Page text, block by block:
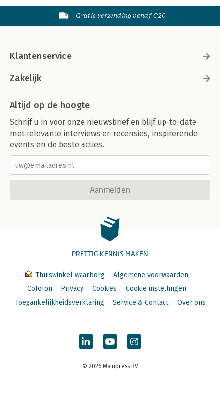
Gratis verzending vanaf €20
Klantenservice
Zakelijk
Altijd op de hoogte
Schrijf u in voor onze nieuwsbrief en blijf up-to-date
met relevante interviews en recensies, inspirerende
events en de beste acties.
Aanmelden
PRETTIG KENNIS MAKEN
Thuiswinkel waarborg
Algemene voorwaarden
Colofon
Privacy Cookies
Cookie instellingen
Toegankelijkheidsverklaring
Service & Contact Over ons
© 2026 Mainpress BV